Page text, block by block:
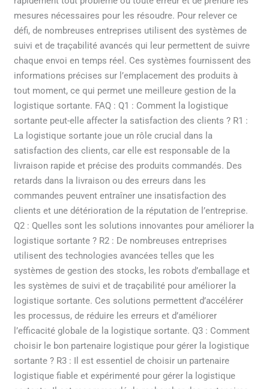
mesures nécessaires pour les résoudre. Pour relever ce
défi, de nombreuses entreprises utilisent des systèmes de
suivi et de traçabilité avancés qui leur permettent de suivre
chaque envoi en temps réel. Ces systèmes fournissent des
informations précises sur l’emplacement des produits à
tout moment, ce qui permet une meilleure gestion de la
logistique sortante. FAQ : Q1 : Comment la logistique
sortante peut-elle affecter la satisfaction des clients ? R1 :
La logistique sortante joue un rôle crucial dans la
satisfaction des clients, car elle est responsable de la
livraison rapide et précise des produits commandés. Des
retards dans la livraison ou des erreurs dans les
commandes peuvent entraîner une insatisfaction des
clients et une détérioration de la réputation de l’entreprise.
Q2 : Quelles sont les solutions innovantes pour améliorer la
logistique sortante ? R2 : De nombreuses entreprises
utilisent des technologies avancées telles que les
systèmes de gestion des stocks, les robots d’emballage et
les systèmes de suivi et de traçabilité pour améliorer la
logistique sortante. Ces solutions permettent d’accélérer
les processus, de réduire les erreurs et d’améliorer
l’efficacité globale de la logistique sortante. Q3 : Comment
choisir le bon partenaire logistique pour gérer la logistique
sortante ? R3 : Il est essentiel de choisir un partenaire
logistique fiable et expérimenté pour gérer la logistique